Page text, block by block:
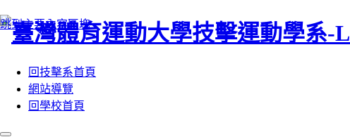
跳到主要內容區塊
:::
回技擊系首頁
網站導覽
回學校首頁